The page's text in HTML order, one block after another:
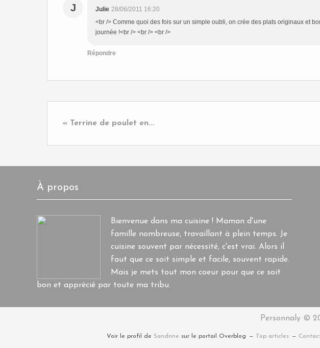
J Julie 28/06/2011 16:20
<br /> Comme quoi des fois sur un simple oubli, on crée des plats originaux et
journée !<br /> <br /> <br />
Répondre
« Terrine de poulet en...
À propos
Bienvenue dans ma cuisine ! Maman d'une
famille nombreuse, travaillant à plein temps. Je
cuisine souvent par nécessité, c'est vrai. Alors il
faut que ce soit simple et facile, souvent rapide.
Mais je mets tout mon coeur pour que ce soit
bon et apprécié par toute ma tribu.
Personnaly ©
Voir le profil de Sandrine sur le portail Overblog Top articles